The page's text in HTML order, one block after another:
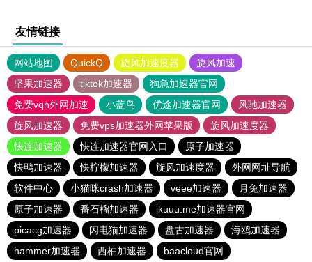
友情链接
网站地图 QuickQ 旋风加速度器
旋风加速
坚果加速器
tiktok加速器
狗急加速器官网
免费vqn外网加速
小蓝鸟 优途加速器官网
风驰加速器
旋风加速器
免费vps加速器外网苹果版
旋风加速度器
快连加速器
快连加速器官网入口
原子加速器
快鸭加速器
快柠檬加速器 旋风加速度器
外网网址导航
软件中心
小猫咪crash加速器 veee加速器
月兔加速器
原子加速器
番石榴加速器
ikuuu.me加速器官网
picacg加速器
闪电猫加速器 盘古加速器
海鸥加速器
hammer加速器
西柚加速器 baacloud官网